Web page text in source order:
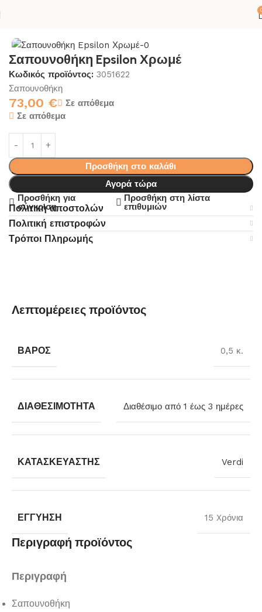
Σαπουνοθήκη Epsilon Χρωμέ
Κωδικός προϊόντος: 3051622
Σαπουνοθήκη
73,00 €
Σε απόθεμα
Σε απόθεμα
Προσθήκη στο καλάθι
Αγορά τώρα
Προσθήκη για
σύγκριση
Προσθήκη στη λίστα
επιθυμιών
Πολιτική αποστολών
Πολιτική επιστροφών
Τρόποι Πληρωμής
Λεπτομέρειες προϊόντος
ΒΆΡΟΣ 0,5 κ.
ΔΙΑΘΕΣΙΜΌΤΗΤΑ Διαθέσιμο από 1 έως 3 ημέρες
ΚΑΤΑΣΚΕΥΑΣΤΉΣ Verdi
ΕΓΓΎΗΣΗ 15 Xρόνια
Περιγραφή προϊόντος
Περιγραφή
Σαπουνοθήκη